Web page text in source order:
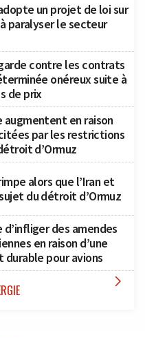
un projet de loi sur
paralyser le secteur
contre les contrats
onéreux suite à
de prix
augmentent en raison
par les restrictions
d’Ormuz
alors que l’Iran et
du détroit d’Ormuz
d’infliger des amendes
en raison d’une
durable pour avions
